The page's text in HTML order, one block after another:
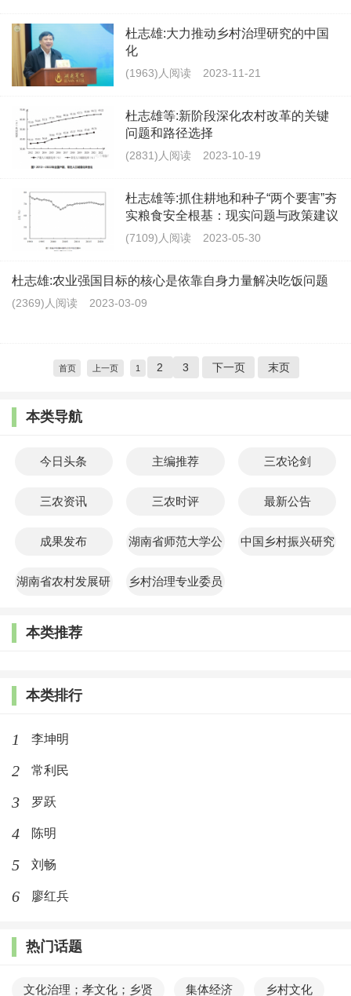
杜志雄:大力推动乡村治理研究的中国
化
(1963)人阅读 2023-11-21
杜志雄等:新阶段深化农村改革的关键
问题和路径选择
(2831)人阅读 2023-10-19
杜志雄等:抓住耕地和种子“两个要害”夯
实粮食安全根基：现实问题与政策建议
(7109)人阅读 2023-05-30
杜志雄:农业强国目标的核心是依靠自身力量解决吃饭问题
(2369)人阅读 2023-03-09
首页 上一页 1 2 3 下一页 末页
本类导航
今日头条 主编推荐 三农论剑
三农资讯 三农时评 最新公告
成果发布 湖南省师范大学公 中国乡村振兴研究
湖南省农村发展研
乡村治理专业委员
本类推荐
本类排行
1 李坤明
2 常利民
3 罗跃
4 陈明
5 刘畅
6 廖红兵
热门话题
文化治理；孝文化；乡贤 集体经济 乡村文化